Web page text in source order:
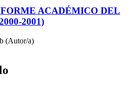
ACADÉMICO DEL
2001)
(Autor/a)